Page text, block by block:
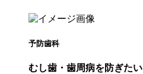
予防歯科
むし歯・歯周病を防ぎたい